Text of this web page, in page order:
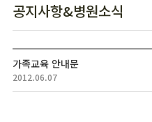
공지사항&병원소식
가족교육 안내문
2012.06.07